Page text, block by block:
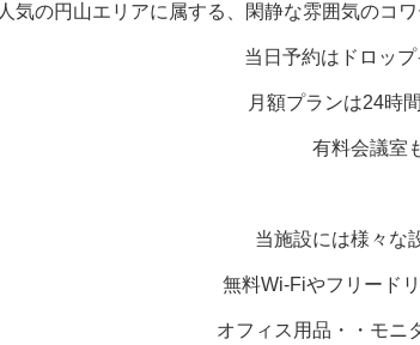
人気の円山エリアに属する、閑静な雰囲気のコ
当日予約はドロッ
月額プランは24時
有料会議室
当施設には様々な
無料Wi-Fiやフリード
オフィス用品・・モニ